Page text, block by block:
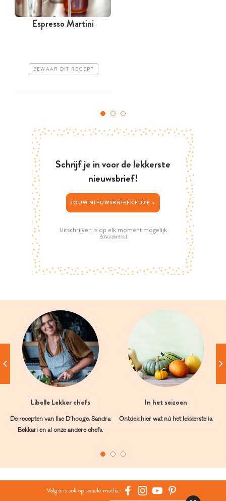
Espresso Martini
BEWAAR DIT RECEPT
Schrijf je in voor de lekkerste
nieuwsbrief!
JOUW NIEUWSBRIEFKEUZE >
Uitschrijven is op elk moment mogelijk
Privacybeleid
Libelle Lekker chefs
De recepten van Ilse D’hooge, Sandra
Bekkari en al onze andere chefs.
In het seizoen
Ontdek hier wat nú het lekkerste is.
Volg ons ook op sociale media: